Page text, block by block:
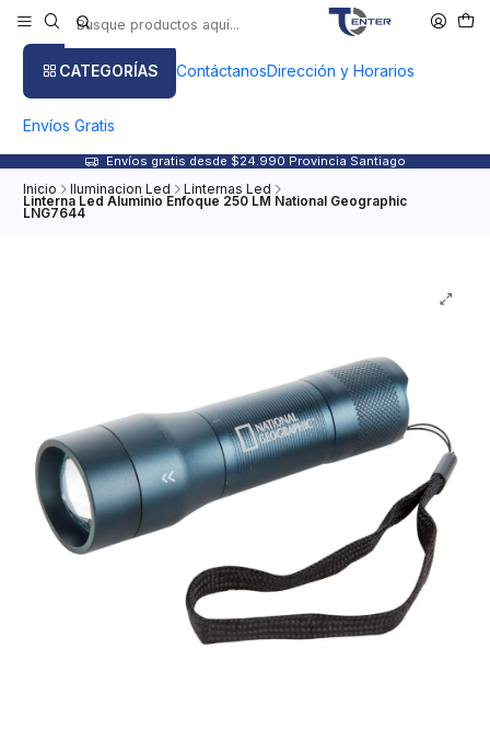
CATEGORÍAS ContáctanosDirección y Horarios
Envíos Gratis
Envíos gratis desde $24.990 Provincia Santiago
Inicio Iluminacion Led Linternas Led
Linterna Led Aluminio Enfoque 250 LM National Geographic
LNG7644